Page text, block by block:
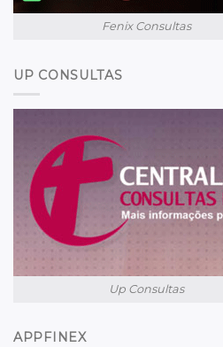
Fenix Consultas
UP CONSULTAS
Up Consultas
APPFINEX